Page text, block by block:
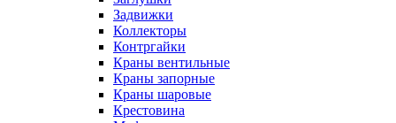
Задвижки
Коллекторы
Контргайки
Краны вентильные
Краны запорные
Краны шаровые
Крестовина